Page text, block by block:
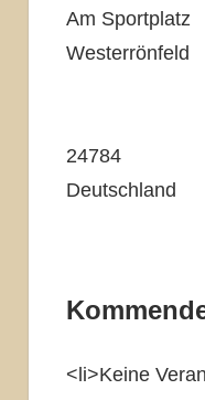
Am Sportplatz
Westerrönfeld
24784
Deutschland
<li>Keine